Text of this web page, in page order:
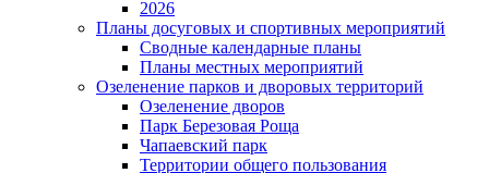
2026
Планы досуговых и спортивных мероприятий
Сводные календарные планы
Планы местных мероприятий
Озеленение парков и дворовых территорий
Озеленение дворов
Парк Березовая Роща
Чапаевский парк
Территории общего пользования